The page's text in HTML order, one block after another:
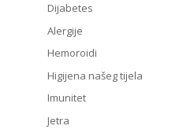
Dijabetes
Alergije
Hemoroidi
Higijena našeg tijela
Imunitet
Jetra